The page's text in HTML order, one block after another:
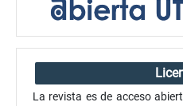
La revista es de acceso